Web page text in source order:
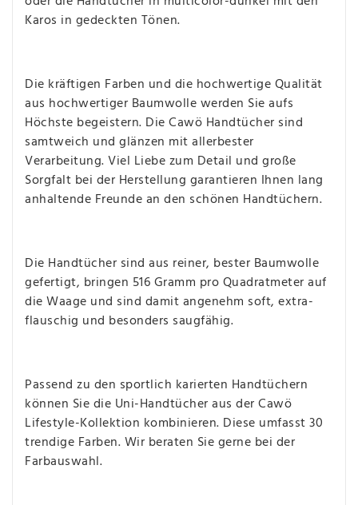
Karos in gedeckten Tönen.
Die kräftigen Farben und die hochwertige Qualität
aus hochwertiger Baumwolle werden Sie aufs
Höchste begeistern. Die Cawö Handtücher sind
samtweich und glänzen mit allerbester
Verarbeitung. Viel Liebe zum Detail und große
Sorgfalt bei der Herstellung garantieren Ihnen lang
anhaltende Freunde an den schönen Handtüchern.
Die Handtücher sind aus reiner, bester Baumwolle
gefertigt, bringen 516 Gramm pro Quadratmeter auf
die Waage und sind damit angenehm soft, extra-
flauschig und besonders saugfähig.
Passend zu den sportlich karierten Handtüchern
können Sie die Uni-Handtücher aus der Cawö
Lifestyle-Kollektion kombinieren. Diese umfasst 30
trendige Farben. Wir beraten Sie gerne bei der
Farbauswahl.